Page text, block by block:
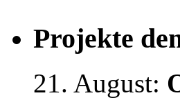
Projekte
21. August: